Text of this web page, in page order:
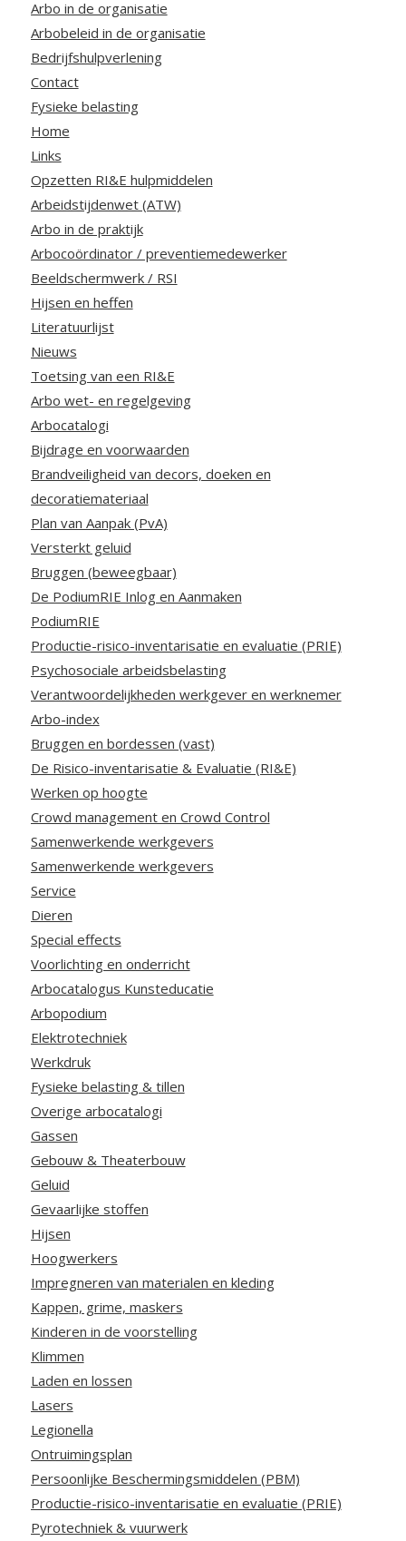
Arbo in de organisatie
Arbobeleid in de organisatie
Bedrijfshulpverlening
Contact
Fysieke belasting
Home
Links
Opzetten RI&E hulpmiddelen
Arbeidstijdenwet (ATW)
Arbo in de praktijk
Arbocoördinator / preventiemedewerker
Beeldschermwerk / RSI
Hijsen en heffen
Literatuurlijst
Nieuws
Toetsing van een RI&E
Arbo wet- en regelgeving
Arbocatalogi
Bijdrage en voorwaarden
Brandveiligheid van decors, doeken en
decoratiemateriaal
Plan van Aanpak (PvA)
Versterkt geluid
Bruggen (beweegbaar)
De PodiumRIE Inlog en Aanmaken
PodiumRIE
Productie-risico-inventarisatie en evaluatie (PRIE)
Psychosociale arbeidsbelasting
Verantwoordelijkheden werkgever en werknemer
Arbo-index
Bruggen en bordessen (vast)
De Risico-inventarisatie & Evaluatie (RI&E)
Werken op hoogte
Crowd management en Crowd Control
Samenwerkende werkgevers
Samenwerkende werkgevers
Service
Dieren
Special effects
Voorlichting en onderricht
Arbocatalogus Kunsteducatie
Arbopodium
Elektrotechniek
Werkdruk
Fysieke belasting & tillen
Overige arbocatalogi
Gassen
Gebouw & Theaterbouw
Geluid
Gevaarlijke stoffen
Hijsen
Hoogwerkers
Impregneren van materialen en kleding
Kappen, grime, maskers
Kinderen in de voorstelling
Klimmen
Laden en lossen
Lasers
Legionella
Ontruimingsplan
Persoonlijke Beschermingsmiddelen (PBM)
Productie-risico-inventarisatie en evaluatie (PRIE)
Pyrotechniek & vuurwerk